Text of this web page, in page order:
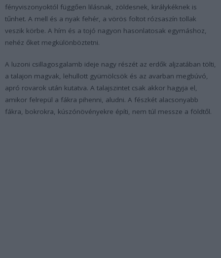
fényviszonyoktól függően lilásnak, zöldesnek, királykéknek is
tűnhet. A mell és a nyak fehér, a vörös foltot rózsaszín tollak
veszik körbe. A hím és a tojó nagyon hasonlatosak egymáshoz,
nehéz őket megkülönböztetni.
A luzoni csillagosgalamb ideje nagy részét az erdők aljzatában tölti,
a talajon magvak, lehullott gyümölcsök és az avarban megbúvó,
apró rovarok után kutatva. A talajszintet csak akkor hagyja el,
amikor felrepül a fákra pihenni, aludni. A fészkét alacsonyabb
fákra, bokrokra, kúszónövényekre építi, nem túl messze a földtől.